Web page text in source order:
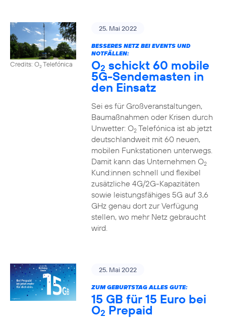
Credits: O2Telefónica
25. Mai 2022
BESSERES NETZ BEI EVENTS UND
NOTFÄLLEN:
O2 schickt 60 mobile
5G-Sendemasten in
den Einsatz
Sei es für Großveranstaltungen,
Baumaßnahmen oder Krisen durch
Unwetter: O2Telefónica ist ab jetzt
deutschlandweit mit 60 neuen,
mobilen Funkstationen unterwegs.
Damit kann das Unternehmen O2
Kund:innen schnell und flexibel
zusätzliche 4G/2G-Kapazitäten
sowie leistungsfähiges 5G auf 3,6
GHz genau dort zur Verfügung
stellen, wo mehr Netz gebraucht
wird.
25. Mai 2022
ZUM GEBURTSTAG ALLES GUTE:
15 GB für 15 Euro bei
O2 Prepaid